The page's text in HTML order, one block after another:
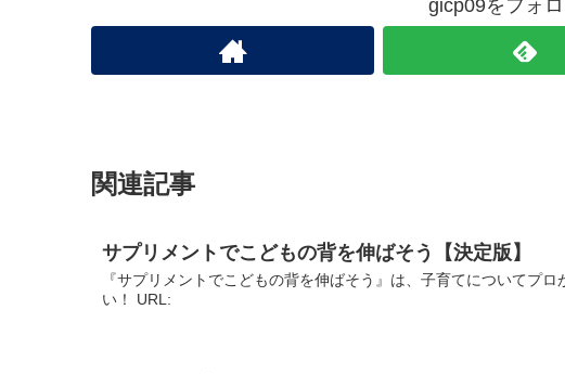
gicp09をフォ
関連記事
サプリメントでこどもの背を伸ばそう【決定版】
『サプリメントでこどもの背を伸ばそう』は、子育てについてプ
い！ URL: